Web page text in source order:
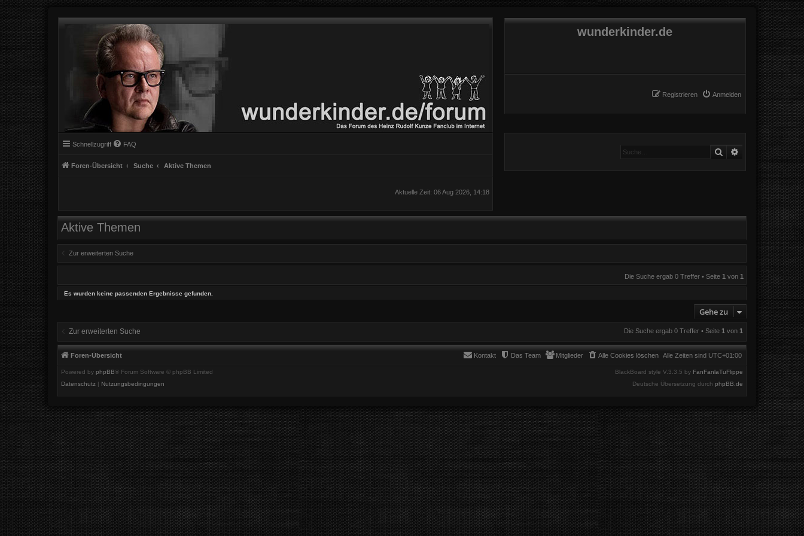
wunderkinder.de
Anmelden
Registrieren
Schnellzugriff FAQ
Foren-Übersicht Suche Aktive Themen
Suche Erweiterte Suche
Aktuelle Zeit: 06 Aug 2026, 14:18
Aktive Themen
Zur erweiterten Suche
Die Suche ergab 0 Treffer • Seite 1 von 1
Es wurden keine passenden Ergebnisse gefunden.
Gehe zu
Zur erweiterten Suche Die Suche ergab 0 Treffer • Seite 1 von 1
Foren-Übersicht Alle Zeiten sind UTC+01:00
Alle Cookies löschen
Mitglieder
Das Team
Kontakt
Powered by phpBB® Forum Software © phpBB Limited BlackBoard style V.3.3.5 by FanFanlaTuFlippe
Deutsche Übersetzung durch phpBB.de
Datenschutz | Nutzungsbedingungen